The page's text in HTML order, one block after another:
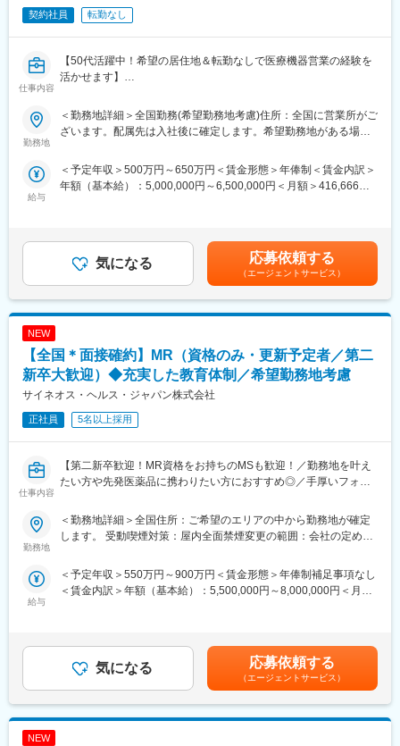
機器メーカーの正規社員としての勤務が可能) これを可能にして
客からの信頼が厚いためです。
CSOは本部のバックアップ体制が何より重要です。1人のプロジ
ェクトマネージャーが管理する営業は約20名程度であり、相談事
も可能です。また、クライアント・社内評価に基いた明確な評価
制度により、キャリアや年収アップに向けた目標を定めやすい環
■基本的に稼働率は100%：常時、待機期間が発生することが無い
よう隙間なくアサインをしています。これも比較的少数規模に抑
えて運営を行っているからこそ実現ができていることであり、強
みの部分です。
契約社員 転勤なし
仕事内容
【50代活躍中！希望の居住地＆転勤なしで医療機器営業の経験を
活かせます】
【はじめに】
大手CSO、EPファーマラインでは医療機器営業においてベテラン
方が可能です。
主に医療機器メーカーを早期退職したメンバー、介護などで短期
【業務内容】
入社後は配属前研修を受けたのち、当社クライアントである医療
機器メーカーへ配属されます。
行っていただくお仕事は、医療機器メーカーとして製品のシェア
医療機器営業時代に培った経験をそのまま活かしていただきま
す。
今までのご経験を活かせるプロジェクトをご提案いたします。
【EPファーマラインでキャリアを築くメリット】
業界のご経験があっても、会社が異なれば「当たり前」も異なり
ます。
1人のプロジェクトマネージャーが管理する営業は約20名程度で
あり、相談事があればいつでも連絡できる距離感です。
長期的な視点での相談も可能です。ぜひ頼ってください。
こそ実現ができていることであり、強みの部分です。
変更の範囲：会社の定める業務
勤務地
＜勤務地詳細＞全国勤務(希望勤務地考慮)住所：全国に営業所がご
ざいます。配属先は入社後に確定します。希望勤務地がある場合
ます。）変更の範囲：会社の定める事業所
給与
＜予定年収＞500万円～650万円＜賃金形態＞年俸制＜賃金内訳＞
年額（基本給）：5,000,000円～6,500,000円＜月額＞416,666円
気になる 応募依頼する
（エージェントサービス）
NEW
【全国＊面接確約】MR（資格のみ・更新予定者／第二
新卒大歓迎）◆充実した教育体制／希望勤務地考慮
サイネオス・ヘルス・ジャパン株式会社
正社員 5名以上採用
仕事内容
【第二新卒歓迎！MR資格をお持ちのMSも歓迎！／勤務地を叶え
たい方や先発医薬品に携わりたい方におすすめ◎／手厚いフォロ
【はじめに】
浅い方もMRとしてスキルが身に着く環境です。外資製薬メーカー
やバイオベンチャーとの繋がりが強く最先端の医薬品に携われる
■充実したサポート体制：
配属後は担当マネージャーが丁寧に支援します。日々の仕事の悩
みや、キャリア形成の相談等、伴走者として活躍をサポートしま
す。また知識・スキルレベルを上げるために様々な研修をご用意
しています。
勤務地
＜勤務地詳細＞全国住所：ご希望のエリアの中から勤務地が確定
します。 受動喫煙対策：屋内全面禁煙変更の範囲：会社の定める
給与
＜予定年収＞550万円～900万円＜賃金形態＞年俸制補足事項なし
＜賃金内訳＞年額（基本給）：5,500,000円～8,000,000円＜月額
支給）※ただし支給条件があります賃金はあくまでも目安の金額で
あり、選考を通じて上下する可能性があります。月給(月額)は固定
手当を含めた表記です。
気になる 応募依頼する
（エージェントサービス）
NEW